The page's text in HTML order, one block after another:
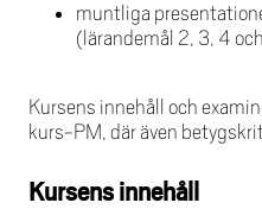
muntliga
(lärandemål 2, 3, 4
Kursens innehåll och
kurs-PM, där även
Kursens innehåll